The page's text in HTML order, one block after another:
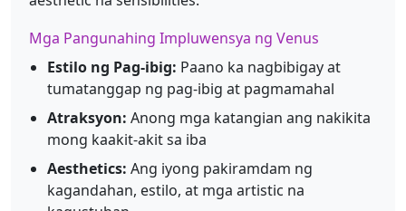
Mga Pangunahing Impluwensya ng Venus
Estilo ng Pag-ibig: Paano ka nagbibigay at
tumatanggap ng pag-ibig at pagmamahal
Atraksyon: Anong mga katangian ang nakikita
mong kaakit-akit sa iba
Aesthetics: Ang iyong pakiramdam ng
kagandahan, estilo, at mga artistic na